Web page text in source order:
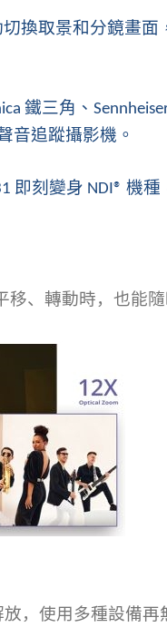
換取景和分鏡畫面
鐵三角、
音追蹤攝影機。
即刻變身 NDI® 機種
移、轉動時，也能
，使用多種設備